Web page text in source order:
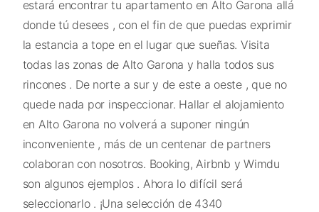
estará encontrar tu apartamento en Alto Garona allá
donde tú desees , con el fin de que puedas exprimir
la estancia a tope en el lugar que sueñas. Visita
todas las zonas de Alto Garona y halla todos sus
rincones . De norte a sur y de este a oeste , que no
quede nada por inspeccionar. Hallar el alojamiento
en Alto Garona no volverá a suponer ningún
inconveniente , más de un centenar de partners
colaboran con nosotros. Booking, Airbnb y Wimdu
son algunos ejemplos . Ahora lo difícil será
seleccionarlo . ¡Una selección de 4340